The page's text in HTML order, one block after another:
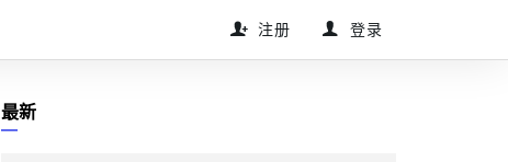
注册 登录
最新